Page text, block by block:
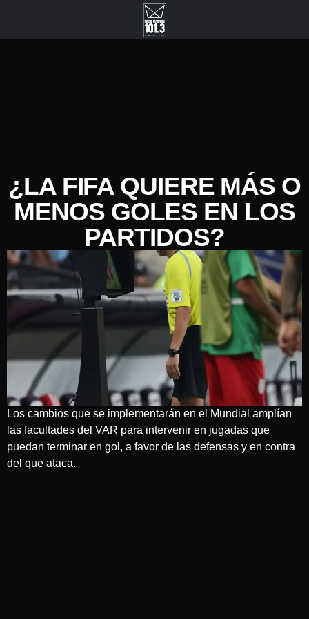
¿LA FIFA QUIERE MÁS O
MENOS GOLES EN LOS
PARTIDOS?
Los cambios que se implementarán en el Mundial amplían
las facultades del VAR para intervenir en jugadas que
puedan terminar en gol, a favor de las defensas y en contra
del que ataca.